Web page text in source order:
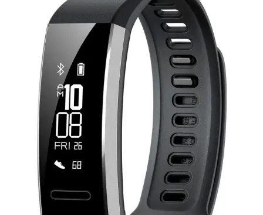
Оплачивайте сегодня только
25
% картой любого банка
Получайте товар
выбранный способом
Оставшиеся 75
% будут
списываться с вашей карты
по
каждые 2 недели
Подробнее